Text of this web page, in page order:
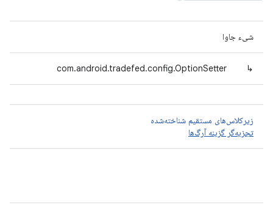
شیء جاوا
↳
com.android.tradefed.config.OptionSetter
زیرکلاس‌های مستقیم شناخته‌شده
تجزیه‌گر گزینه آرگ‌ها